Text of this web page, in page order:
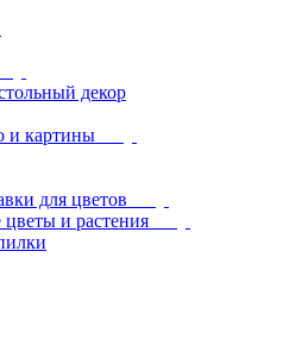
декор
и картины
для цветов
и растения